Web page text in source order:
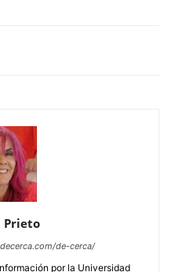
Prieto
de-cerca/
por la Universidad